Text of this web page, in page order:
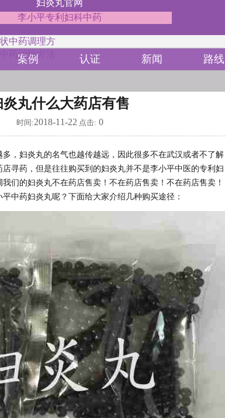
妇炎丸官网
李小平专利妇科中药
中药调理方
药治疗方法
案例 认证 新闻 路线
炎丸什么大药店有售
时间:2018-11-22 点击: 0
，妇炎丸的名气也越传越远，因此很多不在武汉或者不了解
寻药，但是往往购买到的妇炎丸并不是李小平中医的专利妇
们的妇炎丸不在药店售卖！不在药店售卖！不在药店售卖！
中药妇炎丸呢？下面给大家介绍几种购买途径：